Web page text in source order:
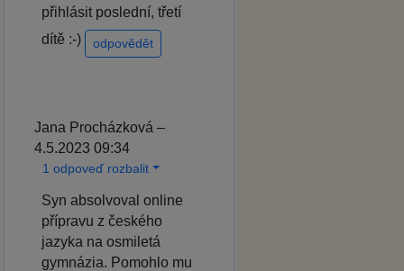
přihlásit poslední, třetí
dítě :-)
odpovědět
Jana Procházková –
4.5.2023 09:34
1 odpoveď rozbalit
Syn absolvoval online
přípravu z českého
jazyka na osmiletá
gymnázia. Pomohlo mu